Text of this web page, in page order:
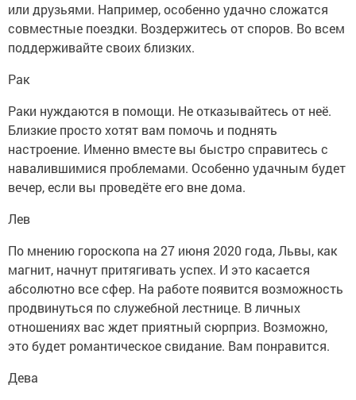
или друзьями. Например, особенно удачно сложатся
совместные поездки. Воздержитесь от споров. Во всем
поддерживайте своих близких.
Рак
Раки нуждаются в помощи. Не отказывайтесь от неё.
Близкие просто хотят вам помочь и поднять
настроение. Именно вместе вы быстро справитесь с
навалившимися проблемами. Особенно удачным будет
вечер, если вы проведёте его вне дома.
Лев
По мнению гороскопа на 27 июня 2020 года, Львы, как
магнит, начнут притягивать успех. И это касается
абсолютно все сфер. На работе появится возможность
продвинуться по служебной лестнице. В личных
отношениях вас ждет приятный сюрприз. Возможно,
это будет романтическое свидание. Вам понравится.
Дева